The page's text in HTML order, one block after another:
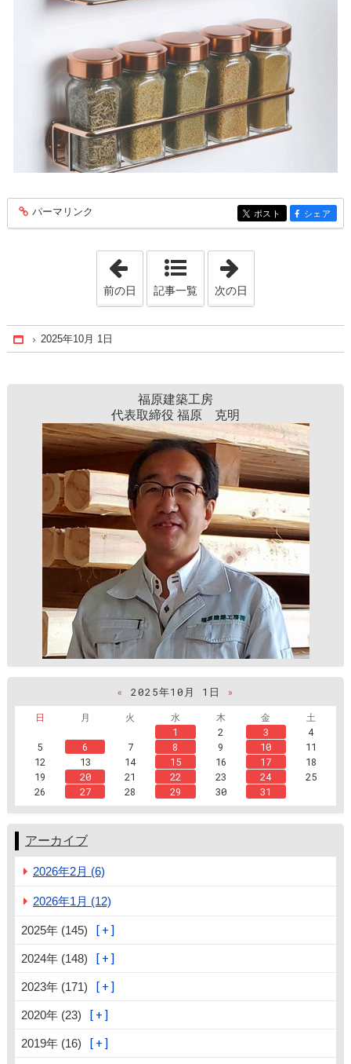
entry1209
パーマリンク entry1209
ポスト entry1209
シェア
「2025年9月29日」
前の日 記事一覧 次の日
Home
2025年10月 1日
福原建築工房
代表取締役 福原 克明
« 2025年10月 1日
»
日
月 火 水 木 金
土
1
2 3
4
5
6 7 8 9 10
11
12
13 14 15 16 17
18
19
20 21 22 23 24
25
26
27 28 29 30 31
アーカイブ
2026年2月 (6)
2026年1月 (12)
2025年 (145)
2024年 (148)
2023年 (171)
2020年 (23)
2019年 (16)